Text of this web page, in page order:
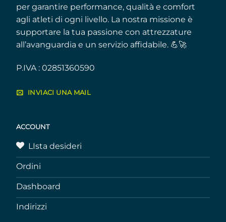
per garantire performance, qualità e comfort
agli atleti di ogni livello. La nostra missione è
supportare la tua passione con attrezzature
all’avanguardia e un servizio affidabile. 💪🚀
P.IVA : 02851360590
INVIACI UNA MAIL
ACCOUNT
LIsta desideri
Ordini
Dashboard
Indirizzi